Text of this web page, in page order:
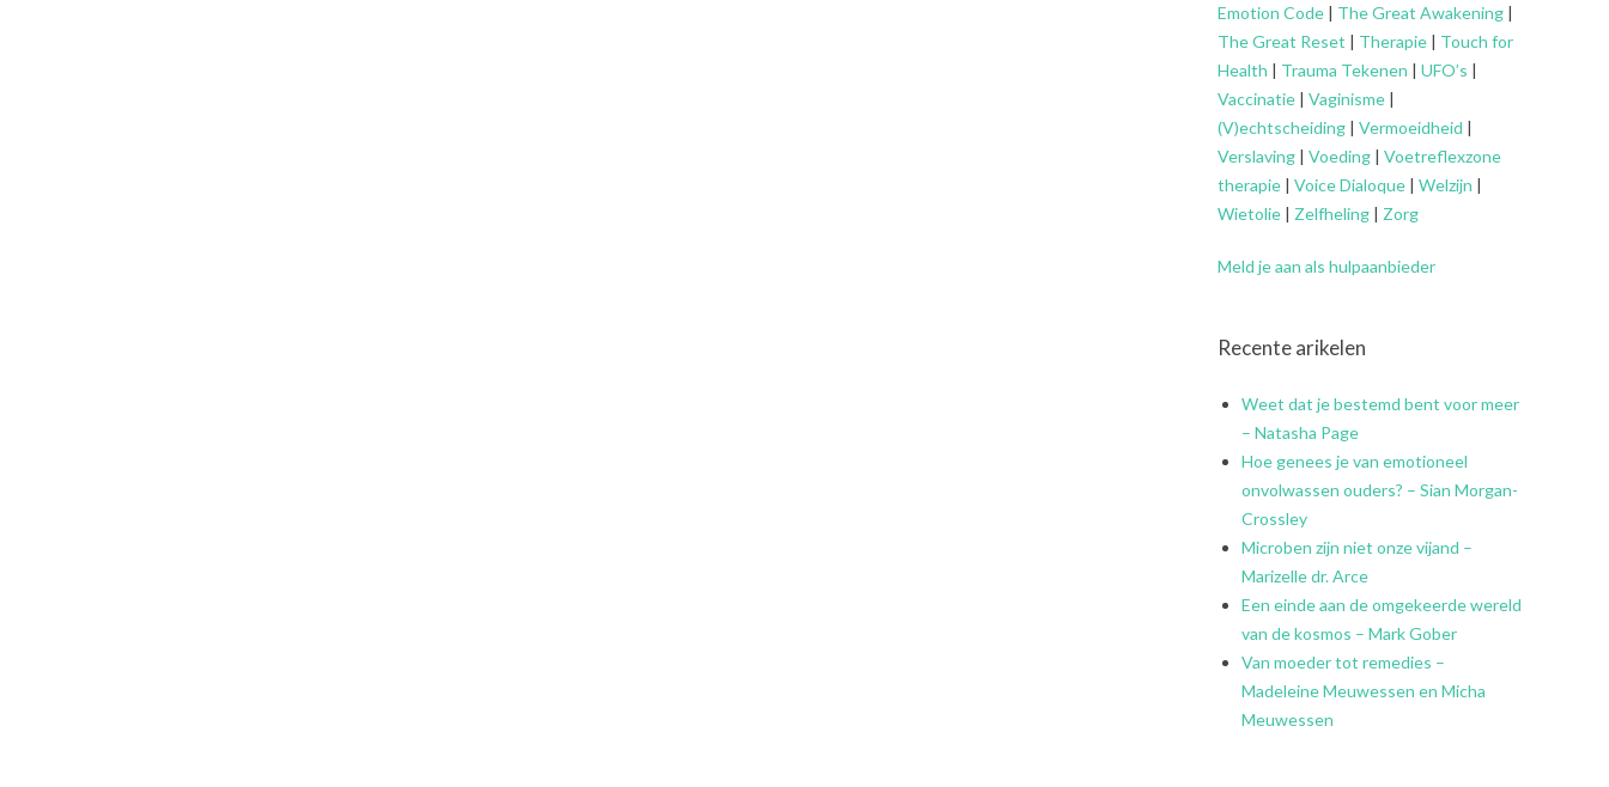
Emotion Code | The Great Awakening |
The Great Reset | Therapie | Touch for
Health | Trauma Tekenen | UFO’s |
Vaccinatie | Vaginisme |
(V)echtscheiding | Vermoeidheid |
Verslaving | Voeding | Voetreflexzone
therapie | Voice Dialoque | Welzijn |
Wietolie | Zelfheling | Zorg
Meld je aan als hulpaanbieder
Recente arikelen
Weet dat je bestemd bent voor meer
– Natasha Page
Hoe genees je van emotioneel
onvolwassen ouders? – Sian Morgan-
Crossley
Microben zijn niet onze vijand –
Marizelle dr. Arce
Een einde aan de omgekeerde wereld
van de kosmos – Mark Gober
Van moeder tot remedies –
Madeleine Meuwessen en Micha
Meuwessen